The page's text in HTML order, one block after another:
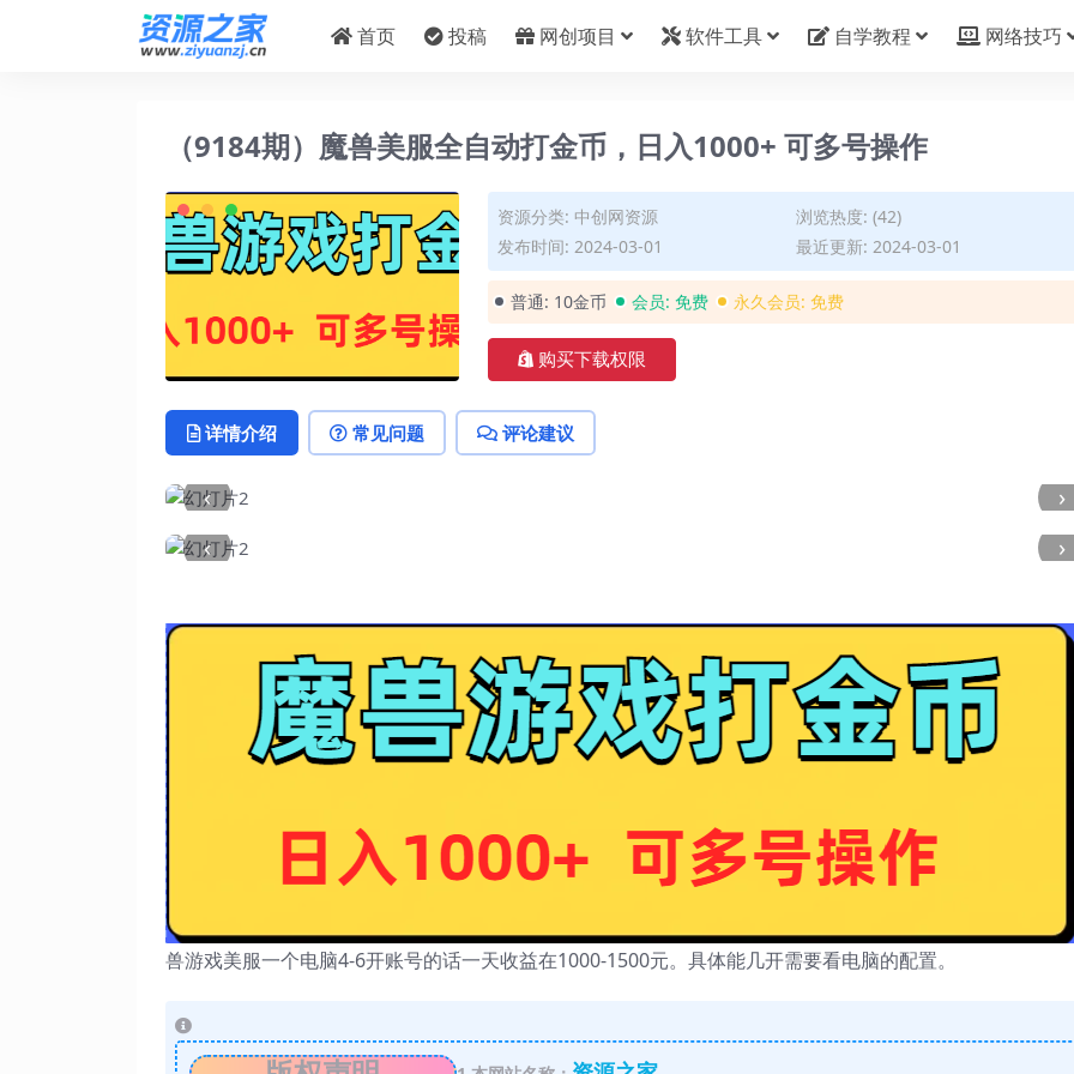
首页 投稿 网创项目 软件工具 自学教程 网络技巧
（9184期）魔兽美服全自动打金币，日入1000+ 可多号操作
资源分类: 中创网资源
浏览热度: (42)
发布时间: 2024-03-01
最近更新: 2024-03-01
普通: 10金币 会员: 免费 永久会员: 免费
购买下载权限
详情介绍 常见问题 评论建议
‹
›
‹
›
兽游戏美服一个电脑4-6开账号的话一天收益在1000-1500元。具体能几开需要看电脑的配置。